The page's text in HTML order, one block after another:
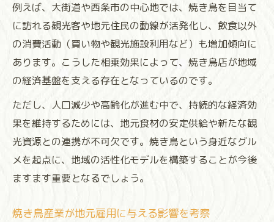
例えば、大街道や西条市の中心地では、焼き鳥を目当て
に訪れる観光客や地元住民の動線が活発化し、飲食以外
の消費活動（買い物や観光施設利用など）も増加傾向に
あります。こうした相乗効果によって、焼き鳥店が地域
の経済基盤を支える存在となっているのです。
ただし、人口減少や高齢化が進む中で、持続的な経済効
果を維持するためには、地元食材の安定供給や新たな観
光資源との連携が不可欠です。焼き鳥という身近なグル
メを起点に、地域の活性化モデルを構築することが今後
ますます重要となるでしょう。
焼き鳥産業が地元雇用に与える影響を考察